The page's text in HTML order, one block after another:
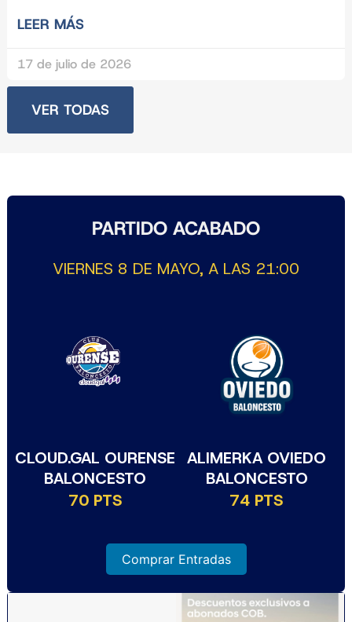
LEER MÁS
17 de julio de 2026
VER TODAS
PARTIDO ACABADO
VIERNES 8 DE MAYO, A LAS 21:00
CLOUD.GAL OURENSE
BALONCESTO
70 PTS
ALIMERKA OVIEDO
BALONCESTO
74 PTS
Comprar Entradas